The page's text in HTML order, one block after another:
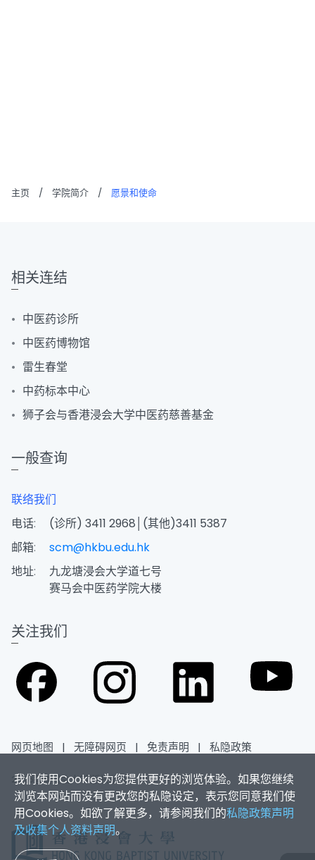
主页 / 学院简介 / 愿景和使命
我们使用Cookies为您提供更好的浏览体验。如果您继续
浏览本网站而没有更改您的私隐设定，表示您同意我们使
用Cookies。如欲了解更多，请参阅我们的私隐政策声明
及收集个人资料声明。
相关连结
中医药诊所
中医药博物馆
雷生春堂
中药标本中心
狮子会与香港浸会大学中医药慈善基金
一般查询
联络我们
电话:
(诊所) 3411 2968│(其他)3411 5387
邮箱:
scm@hkbu.edu.hk
地址:
九龙塘浸会大学道七号
赛马会中医药学院大楼
关注我们
网页地图 | 无障碍网页 | 免责声明 | 私隐政策
2026香港浸会大学 版权所有